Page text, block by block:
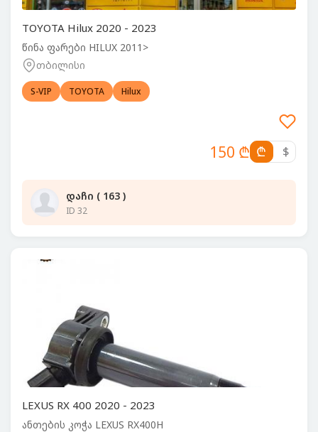
TOYOTA Hilux 2020 - 2023
წინა ფარები HILUX 2011>
თბილისი
S-VIP TOYOTA Hilux
150 ₾ ₾ $
დაჩი ( 163 )
ID 32
LEXUS RX 400 2020 - 2023
ანთების კოჭა LEXUS RX400H